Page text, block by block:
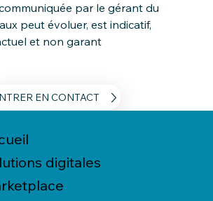
par le gérant du
peut évoluer, est indicatif,
et non garant
EN CONTACT
digitales